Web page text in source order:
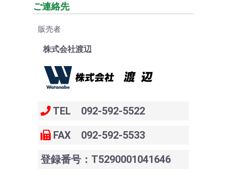
ご連絡先
販売者
株式会社渡辺
TEL 092-592-5522
FAX 092-592-5533
登録番号：T5290001041646